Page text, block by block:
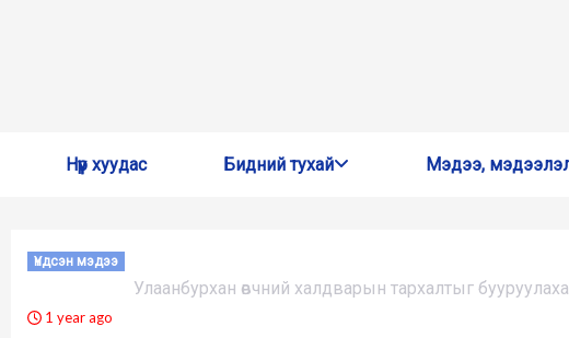
Нүүр хуудас Бидний тухай Мэдээ,
Үндсэн мэдээ
Улаанбурхан өвчний халдварын тархалтыг
1 year ago